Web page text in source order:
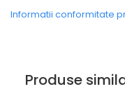
Informatii conformitate
Produse